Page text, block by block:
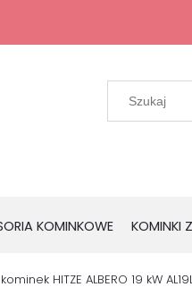
KOMINKOWE KOMINKI
kominek HITZE ALBERO 19 kW